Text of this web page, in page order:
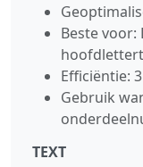
Beste
Efficiëntie:
Gebruik
TEXT